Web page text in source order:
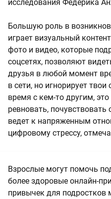
исследования Федерика
Большую роль в
играет визуальный
фото и видео, которые
соцсетях, позволяют
друзья в любой момент
в сети, но игнорирует
время с кем-то другим,
ревновать,
ведет к напряженным
цифровому стрессу,
Взрослые могут помочь
более здоровые онлайн-
привычек для подростков